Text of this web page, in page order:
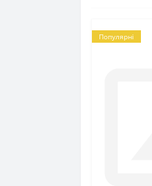
Популярні